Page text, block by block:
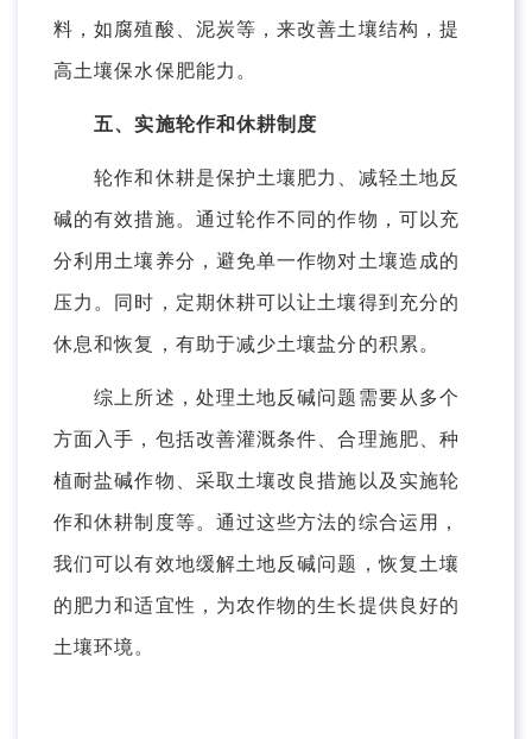
料，如腐殖酸、泥炭等，来改善土壤结构，提
高土壤保水保肥能力。
五、实施轮作和休耕制度
轮作和休耕是保护土壤肥力、减轻土地反
碱的有效措施。通过轮作不同的作物，可以充
分利用土壤养分，避免单一作物对土壤造成的
压力。同时，定期休耕可以让土壤得到充分的
休息和恢复，有助于减少土壤盐分的积累。
综上所述，处理土地反碱问题需要从多个
方面入手，包括改善灌溉条件、合理施肥、种
植耐盐碱作物、采取土壤改良措施以及实施轮
作和休耕制度等。通过这些方法的综合运用，
我们可以有效地缓解土地反碱问题，恢复土壤
的肥力和适宜性，为农作物的生长提供良好的
土壤环境。